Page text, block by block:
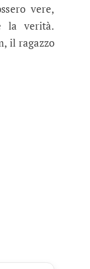
vere,
la verità.
il ragazzo